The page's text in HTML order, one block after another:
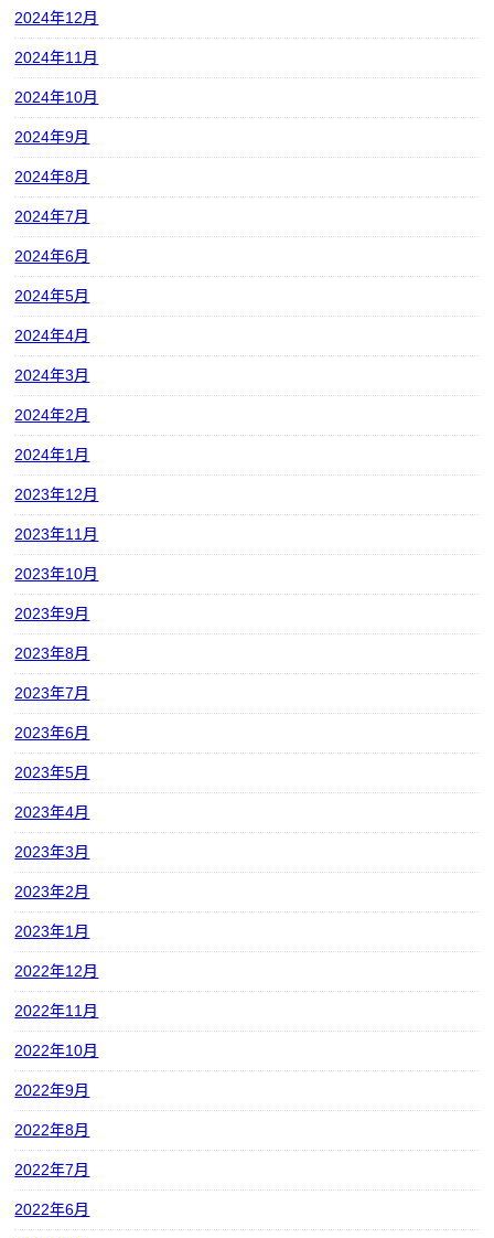
2024年12月
2024年11月
2024年10月
2024年9月
2024年8月
2024年7月
2024年6月
2024年5月
2024年4月
2024年3月
2024年2月
2024年1月
2023年12月
2023年11月
2023年10月
2023年9月
2023年8月
2023年7月
2023年6月
2023年5月
2023年4月
2023年3月
2023年2月
2023年1月
2022年12月
2022年11月
2022年10月
2022年9月
2022年8月
2022年7月
2022年6月